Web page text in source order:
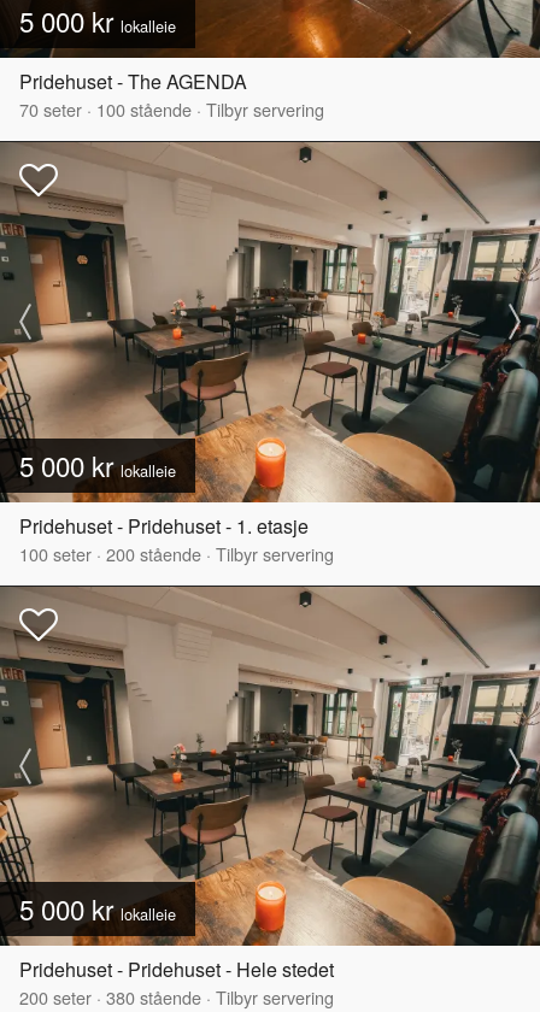
5 000 kr lokalleie
Pridehuset - The AGENDA
70seter · 100stående · Tilbyr servering
5 000 krlokalleie
Pridehuset - Pridehuset - 1. etasje
100seter · 200stående · Tilbyr servering
5 000 krlokalleie
Pridehuset - Pridehuset - Hele stedet
200seter · 380stående · Tilbyr servering